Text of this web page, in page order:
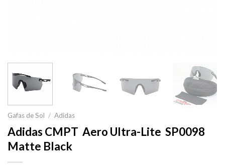
Gafas de Sol / Adidas
Adidas CMPT Aero Ultra-Lite SP0098
Matte Black